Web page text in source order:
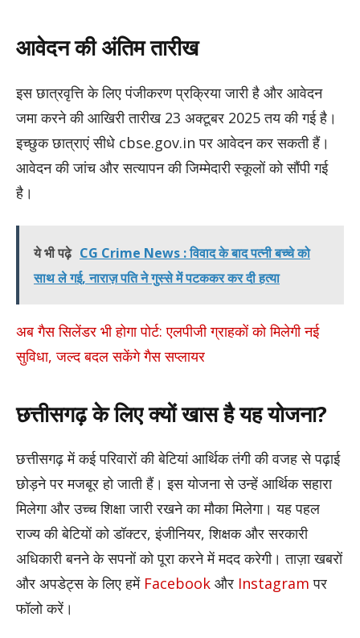
आवेदन की अंतिम तारीख
इस छात्रवृत्ति के लिए पंजीकरण प्रक्रिया जारी है और आवेदन
जमा करने की आखिरी तारीख 23 अक्टूबर 2025 तय की गई है।
इच्छुक छात्राएं सीधे cbse.gov.in पर आवेदन कर सकती हैं।
आवेदन की जांच और सत्यापन की जिम्मेदारी स्कूलों को सौंपी गई
है।
ये भी पढ़े CG Crime News : विवाद के बाद पत्नी बच्चे को
साथ ले गई, नाराज़ पति ने गुस्से में पटककर कर दी हत्या
अब गैस सिलेंडर भी होगा पोर्ट: एलपीजी ग्राहकों को मिलेगी नई
सुविधा, जल्द बदल सकेंगे गैस सप्लायर
छत्तीसगढ़ के लिए क्यों खास है यह योजना?
छत्तीसगढ़ में कई परिवारों की बेटियां आर्थिक तंगी की वजह से पढ़ाई
छोड़ने पर मजबूर हो जाती हैं। इस योजना से उन्हें आर्थिक सहारा
मिलेगा और उच्च शिक्षा जारी रखने का मौका मिलेगा। यह पहल
राज्य की बेटियों को डॉक्टर, इंजीनियर, शिक्षक और सरकारी
अधिकारी बनने के सपनों को पूरा करने में मदद करेगी।ताज़ा खबरों
और अपडेट्स के लिए हमें Facebook और Instagram पर
फॉलो करें।